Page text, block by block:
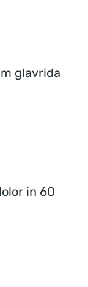
glavrida
in 60